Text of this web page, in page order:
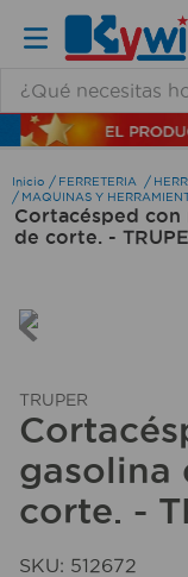
FERRETERIA
MAQUINAS Y
Cortacésped
de corte. -
TRUPER
gasolina
corte. -
SKU: 512672
TÉRMINOS MÁS
1 .
lamparas
2.
ducha
5.
7.
aspiradora
8.
cerradura
9.
taladro